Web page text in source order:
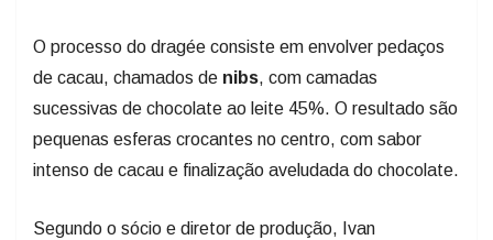
O processo do dragée consiste em envolver pedaços
de cacau, chamados de nibs, com camadas
sucessivas de chocolate ao leite 45%. O resultado são
pequenas esferas crocantes no centro, com sabor
intenso de cacau e finalização aveludada do chocolate.
Segundo o sócio e diretor de produção, Ivan